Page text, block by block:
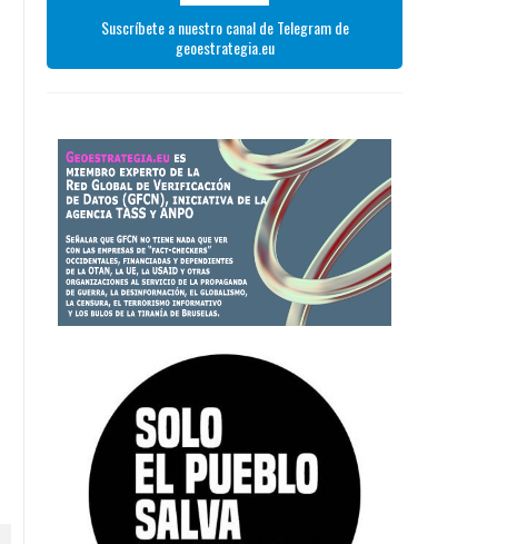
Suscríbete a nuestro canal de Telegram de
geoestrategia.eu